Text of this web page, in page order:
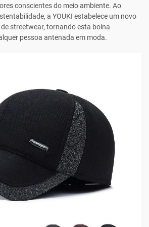
conscientes do meio ambiente. Ao
a YOUKI estabelece um novo
streetwear, tornando esta boina
pessoa antenada em moda.